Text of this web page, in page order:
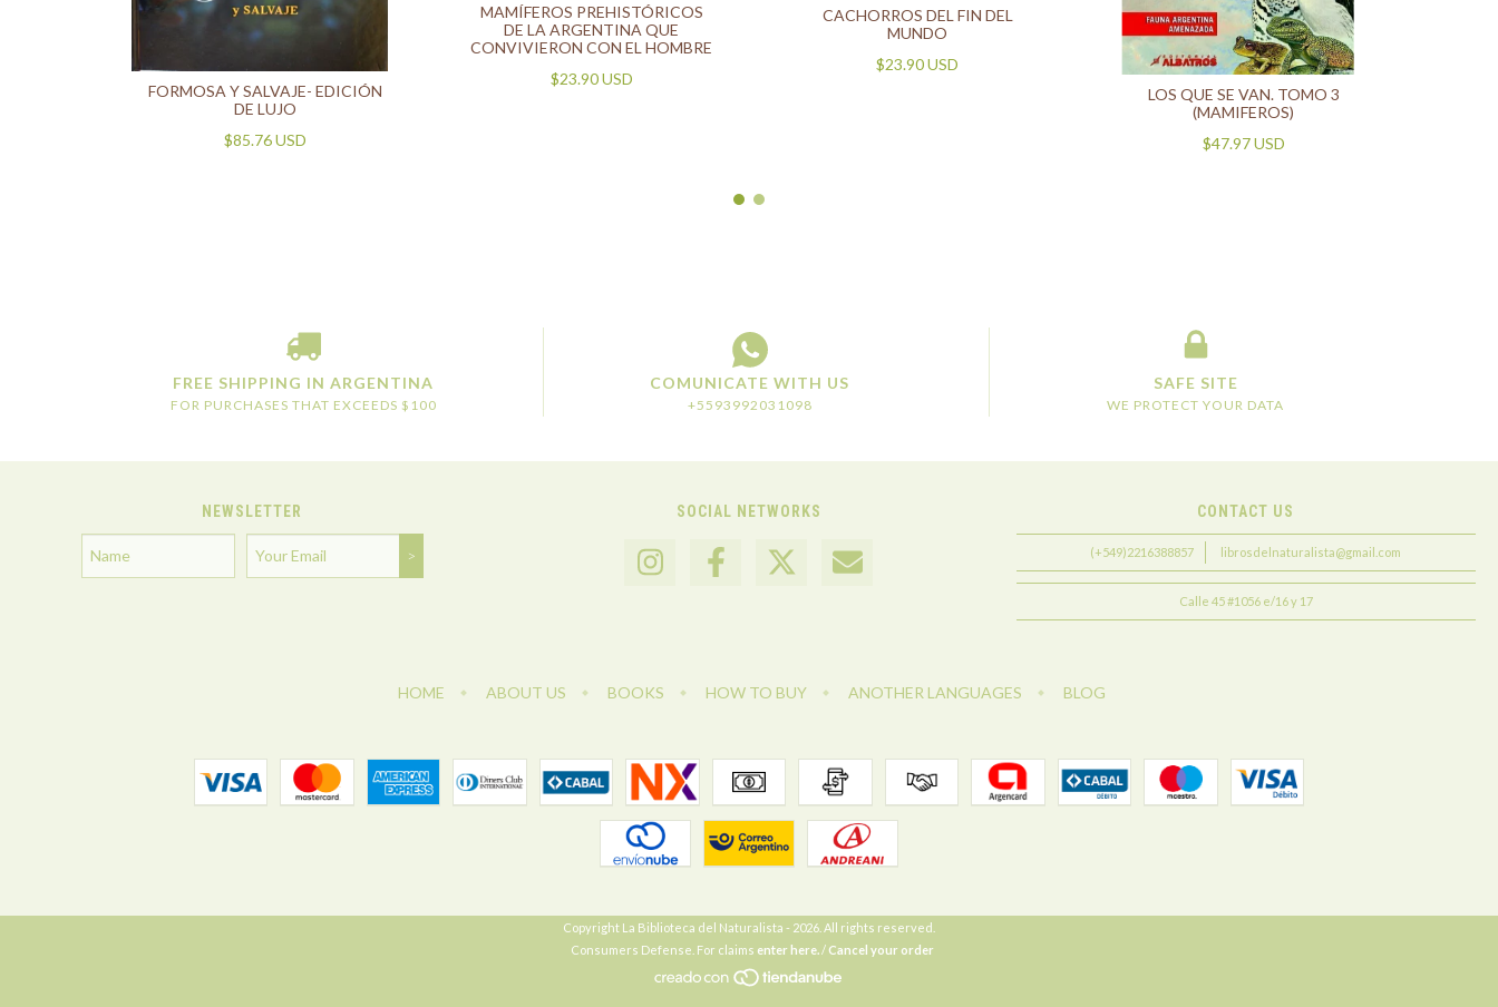
FORMOSA Y SALVAJE- EDICIÓN
DE LUJO
$85.76 USD
MAMÍFEROS PREHISTÓRICOS
DE LA ARGENTINA QUE
CONVIVIERON CON EL HOMBRE
$23.90 USD
CACHORROS DEL FIN DEL
MUNDO
$23.90 USD
LOS QUE SE VAN. TOMO 3
(MAMIFEROS)
$47.97 USD
FREE SHIPPING IN ARGENTINA
FOR PURCHASES THAT EXCEEDS $100
COMUNICATE WITH US
+5593992031098
SAFE SITE
WE PROTECT YOUR DATA
NEWSLETTER SOCIAL NETWORKS CONTACT US
(+549)2216388857 librosdelnaturalista@gmail.com
Calle 45 #1056 e/16 y 17
HOME ABOUT US BOOKS HOW TO BUY ANOTHER LANGUAGES BLOG
Copyright La Biblioteca del Naturalista - 2026. All rights reserved.
Consumers Defense. For claims enter here./Cancel your order